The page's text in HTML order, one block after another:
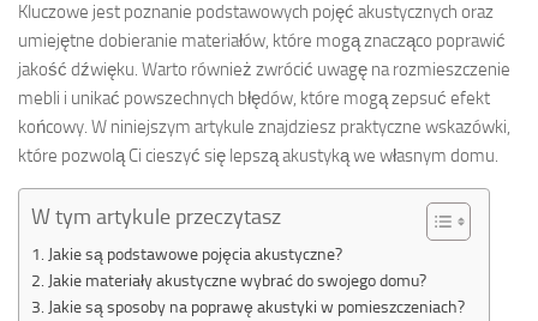
Kluczowe jest poznanie podstawowych pojęć akustycznych oraz
umiejętne dobieranie materiałów, które mogą znacząco poprawić
jakość dźwięku. Warto również zwrócić uwagę na rozmieszczenie
mebli i unikać powszechnych błędów, które mogą zepsuć efekt
końcowy. W niniejszym artykule znajdziesz praktyczne wskazówki,
które pozwolą Ci cieszyć się lepszą akustyką we własnym domu.
W tym artykule przeczytasz
Jakie są podstawowe pojęcia akustyczne?
Jakie materiały akustyczne wybrać do swojego domu?
Jakie są sposoby na poprawę akustyki w pomieszczeniach?